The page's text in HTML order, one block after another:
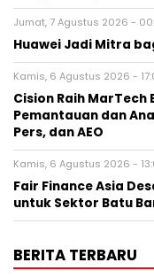
Jumat, 7 Agustus 2026 -
Huawei Jadi Mitra
Kamis, 6 Agustus 2026 -
Cision Raih
Pemantauan dan
Pers, dan AEO
Kamis, 6 Agustus 2026 -
Fair Finance Asia
untuk Sektor Batu
BERITA TERBARU